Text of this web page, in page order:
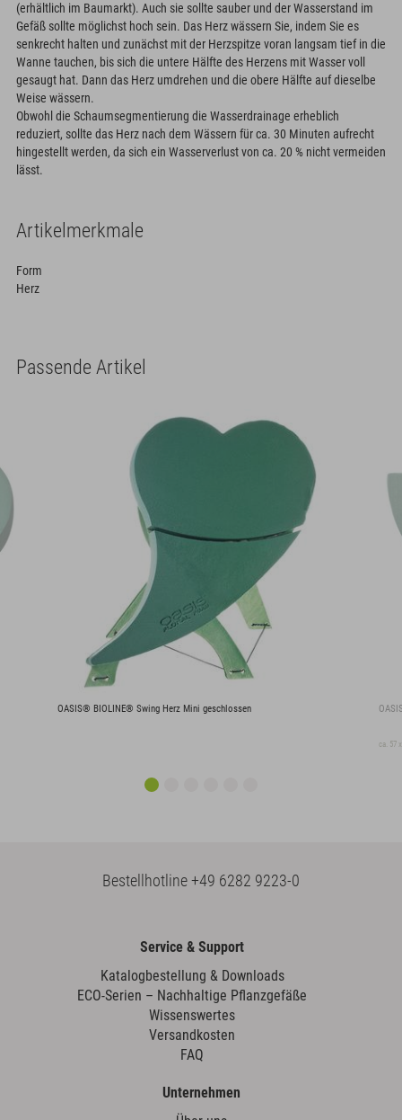
(erhältlich im Baumarkt). Auch sie sollte sauber und der Wasserstand im
Gefäß sollte möglichst hoch sein. Das Herz wässern Sie, indem Sie es
senkrecht halten und zunächst mit der Herzspitze voran langsam tief in die
Wanne tauchen, bis sich die untere Hälfte des Herzens mit Wasser voll
gesaugt hat. Dann das Herz umdrehen und die obere Hälfte auf dieselbe
Weise wässern.
Obwohl die Schaumsegmentierung die Wasserdrainage erheblich
reduziert, sollte das Herz nach dem Wässern für ca. 30 Minuten aufrecht
hingestellt werden, da sich ein Wasserverlust von ca. 20 % nicht vermeiden
lässt.
Artikelmerkmale
Form
Herz
Passende Artikel
OASIS® BIOLINE® Swing Herz Mini geschlossen
ca. 57
Bestellhotline+49 6282 9223-0
Service & Support
Katalogbestellung & Downloads
ECO-Serien – Nachhaltige Pflanzgefäße
Wissenswertes
Versandkosten
FAQ
Unternehmen